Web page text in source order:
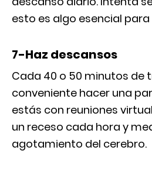
esto es algo esencial
7-Haz descansos
Cada 40 o 50 minutos de
conveniente hacer una
estás con reuniones
un receso cada hora y
agotamiento del cerebro.